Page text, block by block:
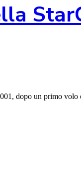
dopo un primo